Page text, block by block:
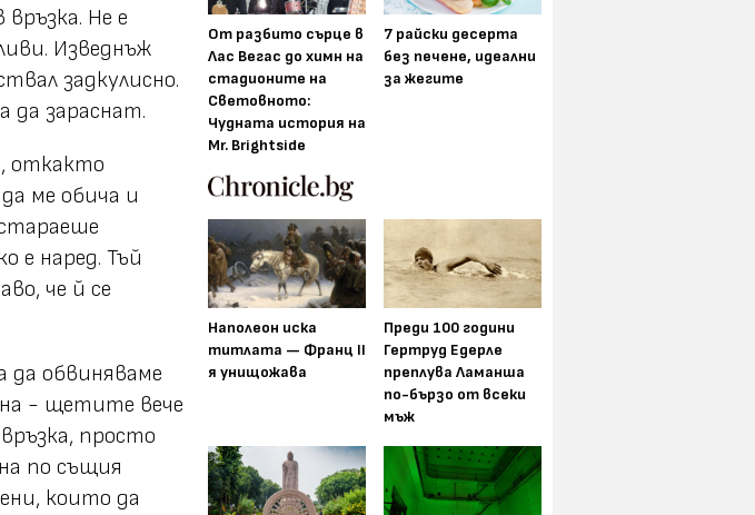
Не е
Изведнъж
задкулисно.
да зараснат.
откакто
ме обича и
е наред. Тъй
че й се
да обвиняваме
- щетите вече
просто
по същия
които да
От разбито сърце в
Лас Вегас до химн на
стадионите на
Световното:
Чудната история на
Mr. Brightside
7 райски десерта
без печене, идеални
за жегите
Наполеон иска
титлата — Франц II
я унищожава
Преди 100 години
Гертруд Едерле
преплува Ламанша
по-бързо от всеки
мъж